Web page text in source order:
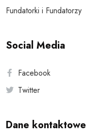
Fundatorki i Fundatorzy
Social Media
Facebook
Twitter
Dane kontaktowe